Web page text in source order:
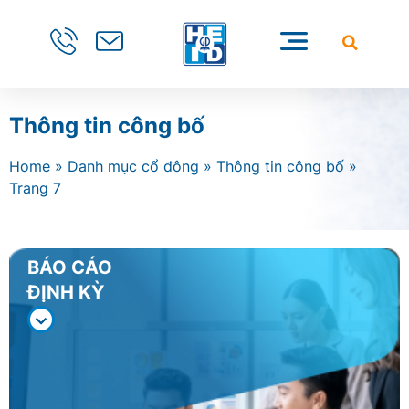
Thông tin công bố
Home » Danh mục cổ đông » Thông tin công bố »
Trang 7
BÁO CÁO
ĐỊNH KỲ